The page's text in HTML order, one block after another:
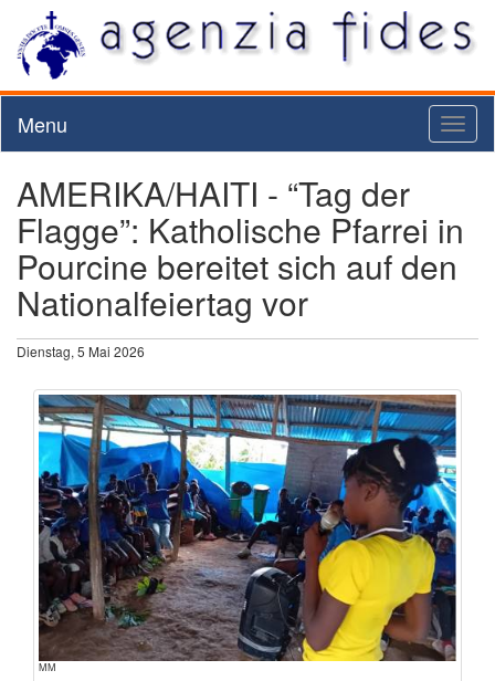
Menu
AMERIKA/HAITI - “Tag der
Flagge”: Katholische Pfarrei in
Pourcine bereitet sich auf den
Nationalfeiertag vor
Dienstag, 5 Mai 2026
MM